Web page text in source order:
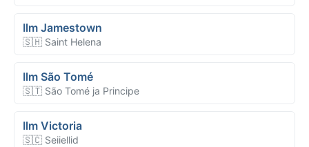
Ilm Jamestown
🇸🇭 Saint Helena
Ilm São Tomé
🇸🇹 São Tomé ja Principe
Ilm Victoria
🇸🇨 Seiiellid